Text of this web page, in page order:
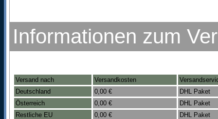
Informationen zum
Versand nach Versandkosten
Deutschland
0,00 €
DHL Paket
Österreich
0,00 €
DHL Paket
Restliche EU
0,00 €
DHL Paket